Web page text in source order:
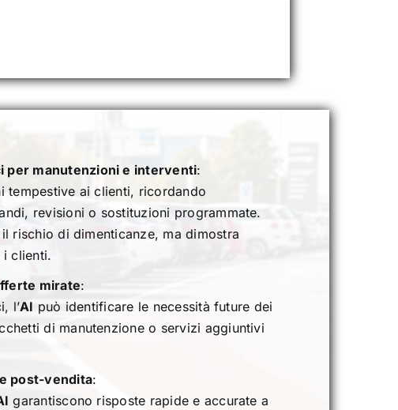
per manutenzioni e interventi:
tempestive ai clienti, ricordando
revisioni o sostituzioni programmate.
rischio di dimenticanze, ma dimostra
i clienti.
mirate:
l’AI può identificare le necessità future dei
di manutenzione o servizi aggiuntivi
post-vendita:
garantiscono risposte rapide e accurate a